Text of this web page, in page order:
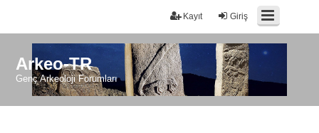
Giriş
Kayıt
Arkeo-TR
Genç Arkeoloji Forumları